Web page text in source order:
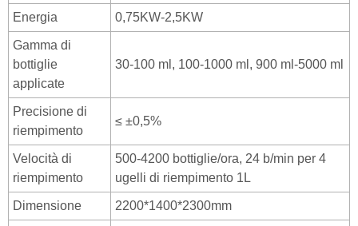
Energia 0,75KW-2,5KW
Gamma di
bottiglie
applicate
30-100 ml, 100-1000 ml, 900 ml-5000 ml
Precisione di
riempimento
≤ ±0,5%
Velocità di
riempimento
500-4200 bottiglie/ora, 24 b/min per 4
ugelli di riempimento 1L
Dimensione 2200*1400*2300mm